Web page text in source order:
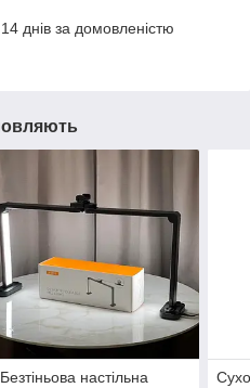
днів за домовленістю
Безтіньова настільна